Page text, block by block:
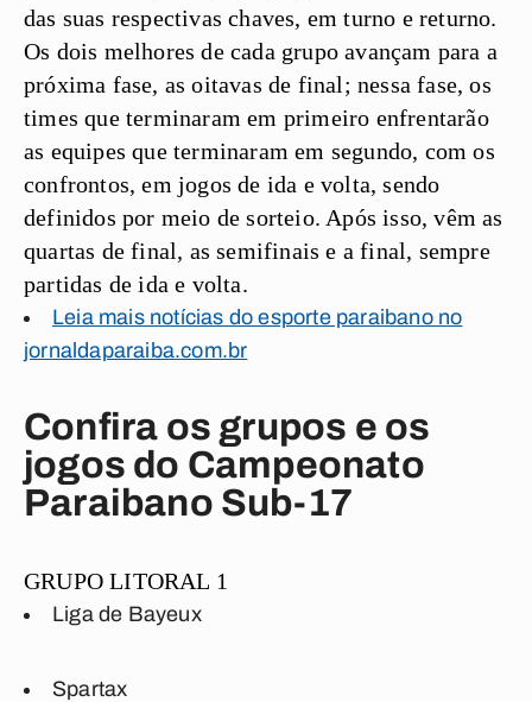
das suas respectivas chaves, em turno e returno.
Os dois melhores de cada grupo avançam para a
próxima fase, as oitavas de final; nessa fase, os
times que terminaram em primeiro enfrentarão
as equipes que terminaram em segundo, com os
confrontos, em jogos de ida e volta, sendo
definidos por meio de sorteio. Após isso, vêm as
quartas de final, as semifinais e a final, sempre
partidas de ida e volta.
Leia mais notícias do esporte paraibano no
jornaldaparaiba.com.br
Confira os grupos e os
jogos do Campeonato
Paraibano Sub-17
GRUPO LITORAL 1
Liga de Bayeux
Spartax